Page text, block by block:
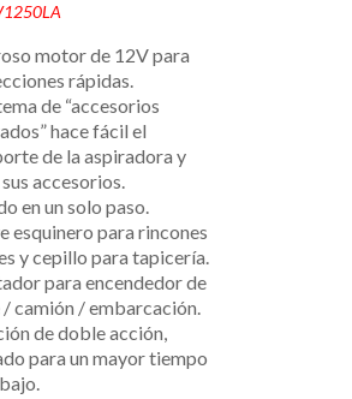
motor de 12V para
rápidas.
de “accesorios
hace fácil el
de la aspiradora y
accesorios.
en un solo paso.
esquinero para rincones
y cepillo para tapicería.
para encendedor de
/ camión / embarcación.
de doble acción,
para un mayor tiempo